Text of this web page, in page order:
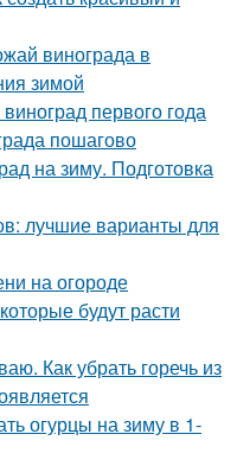
винограда в
зимой
первого года
пошагово
на зиму. Подготовка
лучшие варианты для
на огороде
будут расти
Как убрать горечь из
огурцы на зиму в 1-